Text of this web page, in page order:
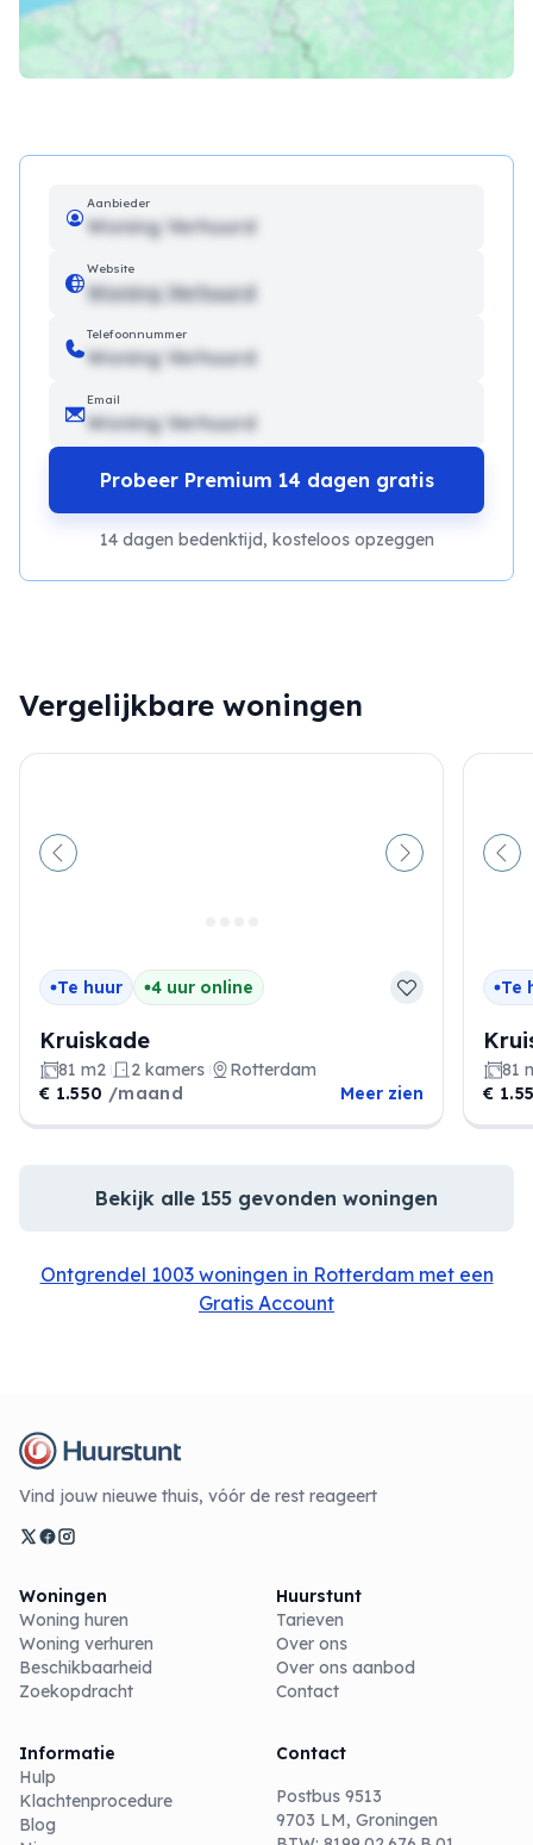
Aanbieder
Woning Verhuurd
Website
Woning Verhuurd
Telefoonnummer
Woning Verhuurd
Email
Woning Verhuurd
Probeer Premium 14 dagen gratis
14 dagen bedenktijd, kosteloos opzeggen
Vergelijkbare woningen
Vorige Volgende
Te huur 4 uur online
Kruiskade
81 m2 2 kamers
Rotterdam
€ 1.550 /maand Meer zien
Te
81
€
Bekijk alle 155 gevonden woningen
Ontgrendel 1003 woningen in Rotterdam met een
Gratis Account
Vind jouw nieuwe thuis, vóór de rest reageert
Woningen
Woning huren
Woning verhuren
Beschikbaarheid
Zoekopdracht
Huurstunt
Tarieven
Over ons
Over ons aanbod
Contact
Informatie
Hulp
Klachtenprocedure
Blog
Contact
Postbus 9513
9703 LM, Groningen